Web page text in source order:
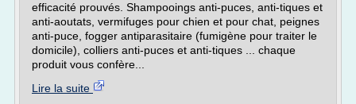
efficacité prouvés. Shampooings anti-puces, anti-tiques et
anti-aoutats, vermifuges pour chien et pour chat, peignes
anti-puce, fogger antiparasitaire (fumigène pour traiter le
domicile), colliers anti-puces et anti-tiques ... chaque
produit vous confère...
Lire la suite